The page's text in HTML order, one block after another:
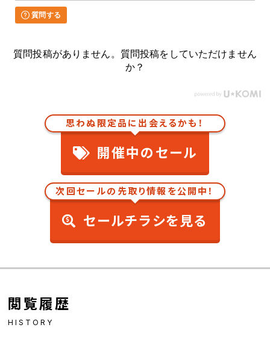
質問する
質問投稿がありません。質問投稿をしていただけません
か？
思わぬ限定品に出会えるかも！
開催中のセール
次回セールの先取り情報を公開中！
セールチラシを見る
閲覧履歴
HISTORY